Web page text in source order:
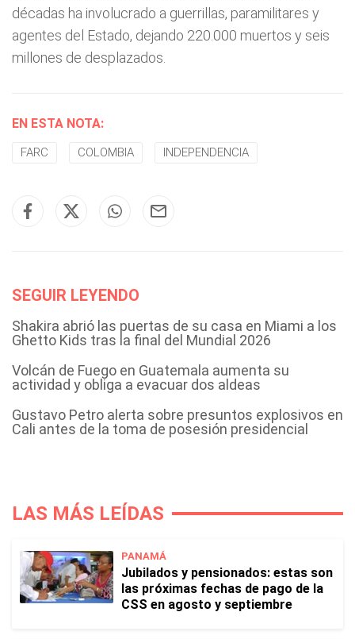
décadas ha involucrado a guerrillas, paramilitares y
agentes del Estado, dejando 220.000 muertos y seis
millones de desplazados.
EN ESTA NOTA:
FARC COLOMBIA INDEPENDENCIA
SEGUIR LEYENDO
Shakira abrió las puertas de su casa en Miami a los
Ghetto Kids tras la final del Mundial 2026
Volcán de Fuego en Guatemala aumenta su
actividad y obliga a evacuar dos aldeas
Gustavo Petro alerta sobre presuntos explosivos en
Cali antes de la toma de posesión presidencial
LAS MÁS LEÍDAS
PANAMÁ
Jubilados y pensionados: estas son
las próximas fechas de pago de la
CSS en agosto y septiembre